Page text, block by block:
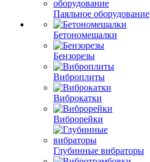
Паяльное оборудование
Бетономешалки
Бензорезы
Виброплиты
Виброкатки
Виброрейки
Глубинные вибраторы